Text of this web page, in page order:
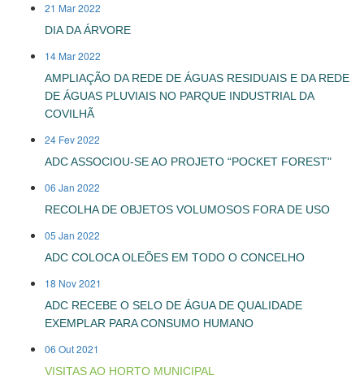
21 Mar 2022
DIA DA ÁRVORE
14 Mar 2022
AMPLIAÇÃO DA REDE DE ÁGUAS RESIDUAIS E DA REDE
DE ÁGUAS PLUVIAIS NO PARQUE INDUSTRIAL DA
COVILHÃ
24 Fev 2022
ADC ASSOCIOU-SE AO PROJETO “POCKET FOREST"
06 Jan 2022
RECOLHA DE OBJETOS VOLUMOSOS FORA DE USO
05 Jan 2022
ADC COLOCA OLEÕES EM TODO O CONCELHO
18 Nov 2021
ADC RECEBE O SELO DE ÁGUA DE QUALIDADE
EXEMPLAR PARA CONSUMO HUMANO
06 Out 2021
VISITAS AO HORTO MUNICIPAL